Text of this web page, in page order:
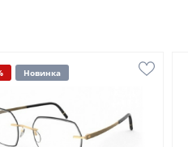
Новинка